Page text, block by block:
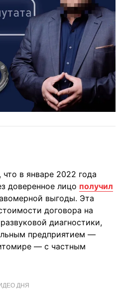
в январе 2022 года
доверенное лицо получил
выгоды. Эта
договора на
диагностики,
предприятием —
— с частным
ДНЯ